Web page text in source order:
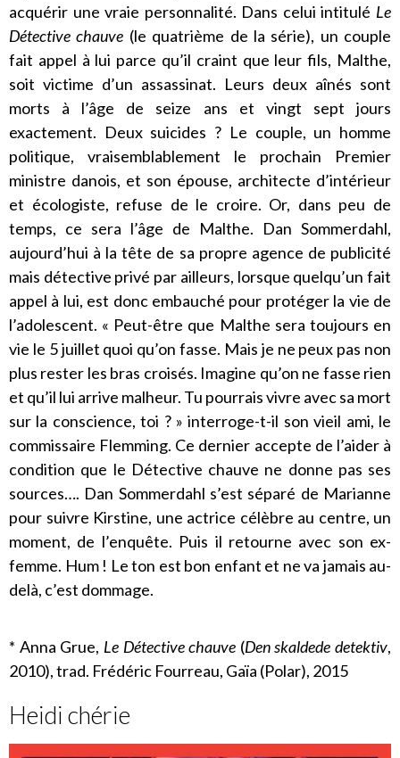
acquérir une vraie personnalité. Dans celui intitulé Le
Détective chauve (le quatrième de la série), un couple
fait appel à lui parce qu’il craint que leur fils, Malthe,
soit victime d’un assassinat. Leurs deux aînés sont
morts à l’âge de seize ans et vingt sept jours
exactement. Deux suicides ? Le couple, un homme
politique, vraisemblablement le prochain Premier
ministre danois, et son épouse, architecte d’intérieur
et écologiste, refuse de le croire. Or, dans peu de
temps, ce sera l’âge de Malthe. Dan Sommerdahl,
aujourd’hui à la tête de sa propre agence de publicité
mais détective privé par ailleurs, lorsque quelqu’un fait
appel à lui, est donc embauché pour protéger la vie de
l’adolescent. « Peut-être que Malthe sera toujours en
vie le 5 juillet quoi qu’on fasse. Mais je ne peux pas non
plus rester les bras croisés. Imagine qu’on ne fasse rien
et qu’il lui arrive malheur. Tu pourrais vivre avec sa mort
sur la conscience, toi ? » interroge-t-il son vieil ami, le
commissaire Flemming. Ce dernier accepte de l’aider à
condition que le Détective chauve ne donne pas ses
sources…. Dan Sommerdahl s’est séparé de Marianne
pour suivre Kirstine, une actrice célèbre au centre, un
moment, de l’enquête. Puis il retourne avec son ex-
femme. Hum ! Le ton est bon enfant et ne va jamais au-
delà, c’est dommage.
* Anna Grue, Le Détective chauve (Den skaldede detektiv,
2010), trad. Frédéric Fourreau, Gaïa (Polar), 2015
Heidi chérie